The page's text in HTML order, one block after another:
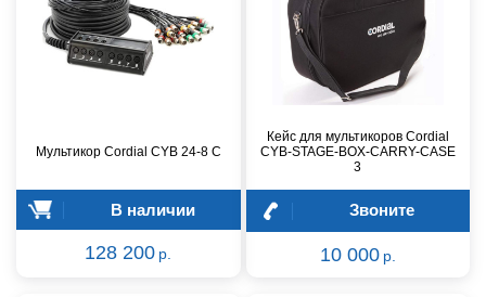
Мультикор Cordial CYB 24-8 C
В наличии
128 200 р.
Кейс для мультикоров Cordial
CYB-STAGE-BOX-CARRY-CASE
3
Звоните
10 000 р.